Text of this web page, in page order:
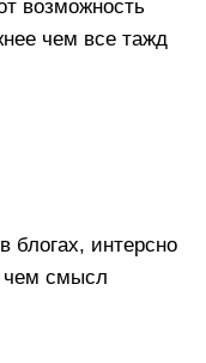
возможность
чем все тажд
блогах, интерсно
чем смысл